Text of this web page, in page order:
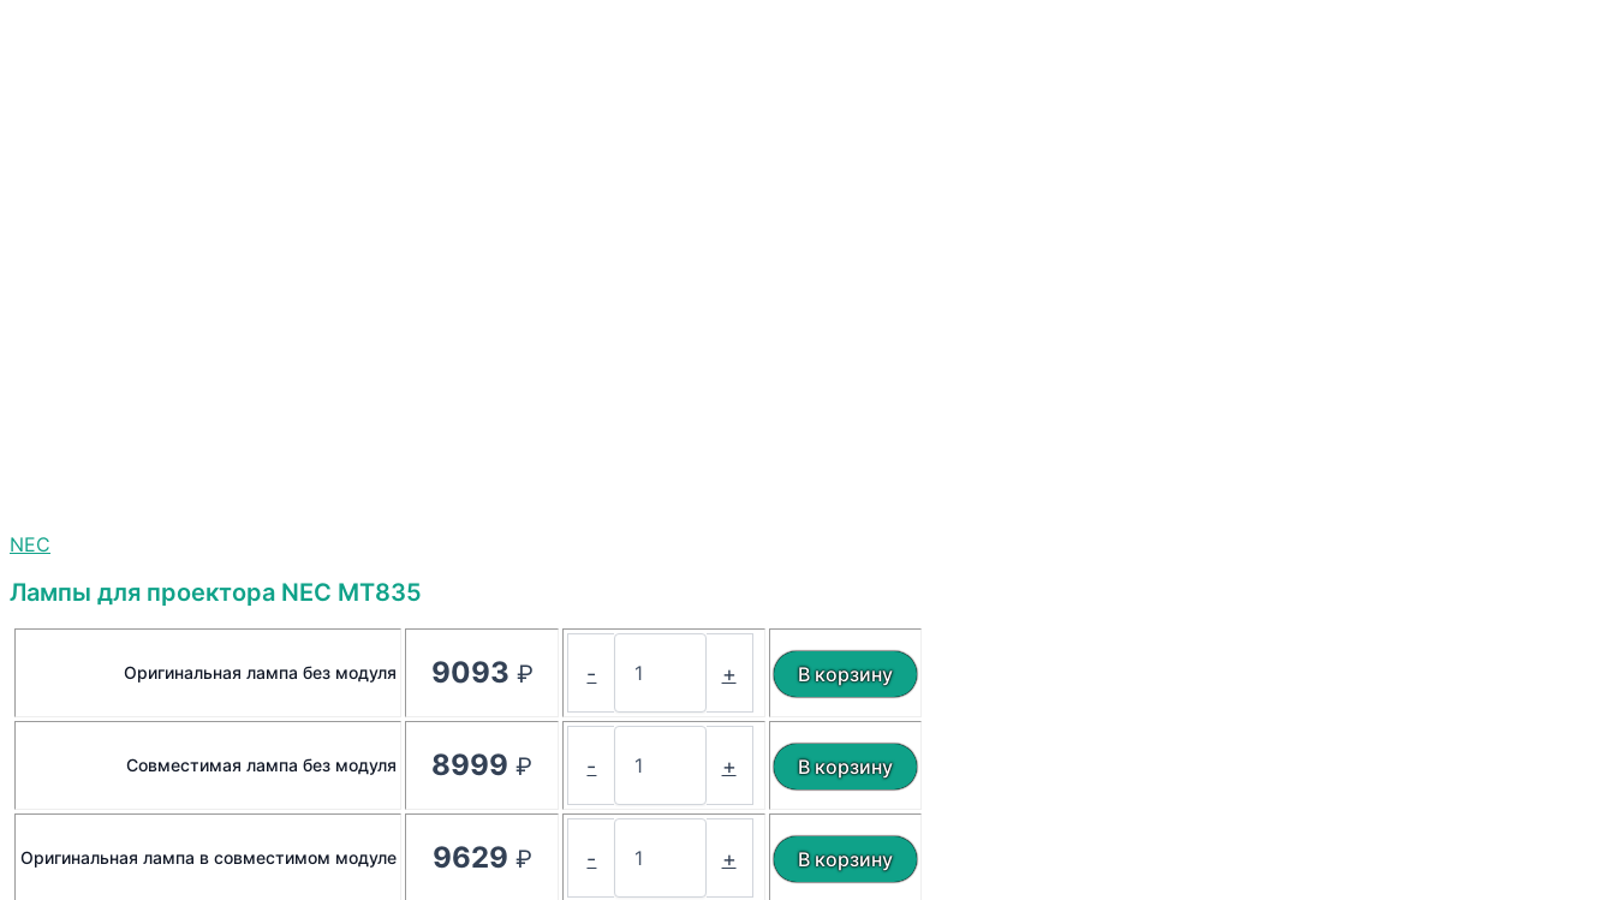
NEC
Лампы для проектора NEC MT835
Оригинальная лампа без модуля 9093 ₽ - +
Совместимая лампа без модуля 8999 ₽ - +
Оригинальная лампа в совместимом модуле 9629 ₽ - +